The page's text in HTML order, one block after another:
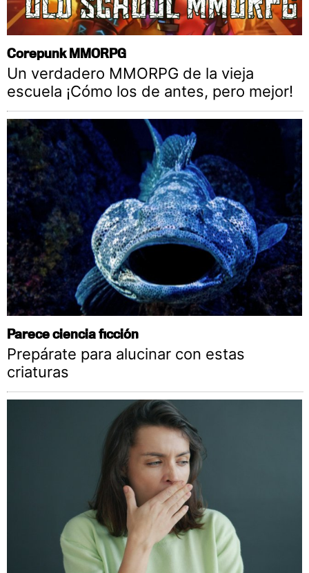
Corepunk MMORPG
Un verdadero MMORPG de la vieja
escuela ¡Cómo los de antes, pero mejor!
Parece ciencia ficción
Prepárate para alucinar con estas
criaturas